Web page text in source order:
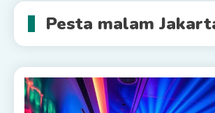
Pesta malam